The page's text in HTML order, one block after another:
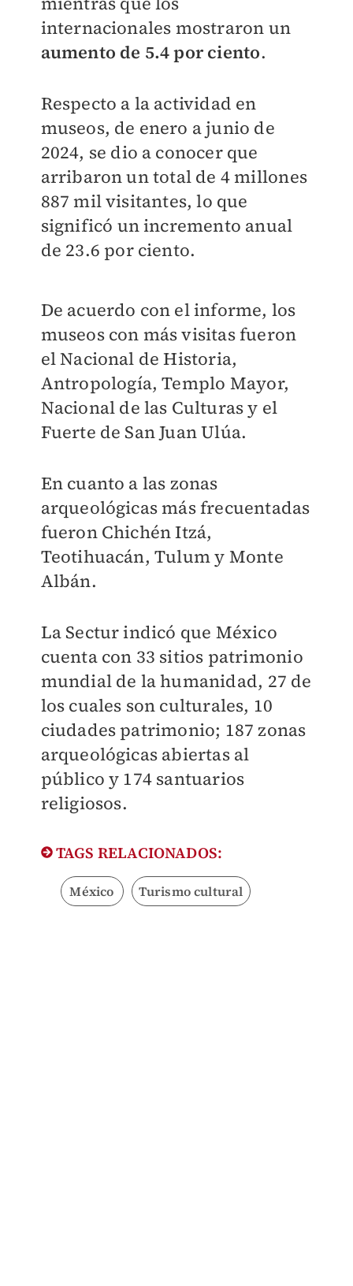
internacionales mostraron un
aumento de 5.4 por ciento.
Respecto a la actividad en
museos, de enero a junio de
2024, se dio a conocer que
arribaron un total de 4 millones
887 mil visitantes, lo que
significó un incremento anual
de 23.6 por ciento.
De acuerdo con el informe, los
museos con más visitas fueron
el Nacional de Historia,
Antropología, Templo Mayor,
Nacional de las Culturas y el
Fuerte de San Juan Ulúa.
En cuanto a las zonas
arqueológicas más frecuentadas
fueron Chichén Itzá,
Teotihuacán, Tulum y Monte
Albán.
La Sectur indicó que México
cuenta con 33 sitios patrimonio
mundial de la humanidad, 27 de
los cuales son culturales, 10
ciudades patrimonio; 187 zonas
arqueológicas abiertas al
público y 174 santuarios
religiosos.
TAGS RELACIONADOS:
México Turismo cultural